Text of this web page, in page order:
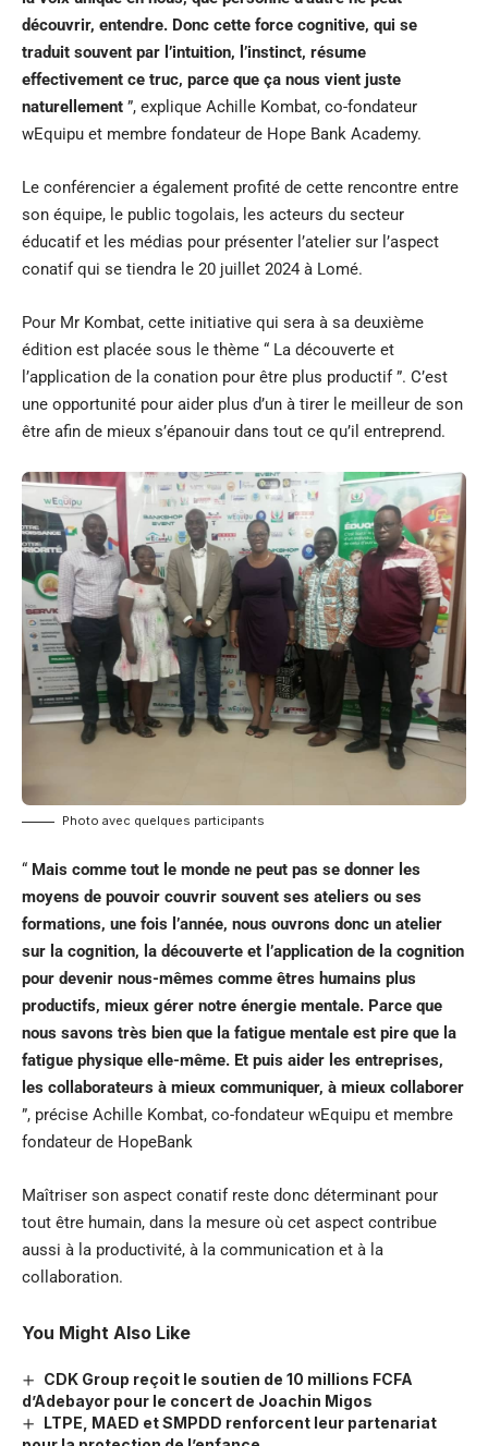
découvrir, entendre. Donc cette force cognitive, qui se
traduit souvent par l’intuition, l’instinct, résume
effectivement ce truc, parce que ça nous vient juste
naturellement ”, explique Achille Kombat, co-fondateur
wEquipu et membre fondateur de Hope Bank Academy.
Le conférencier a également profité de cette rencontre entre
son équipe, le public togolais, les acteurs du secteur
éducatif et les médias pour présenter l’atelier sur l’aspect
conatif qui se tiendra le 20 juillet 2024 à Lomé.
Pour Mr Kombat, cette initiative qui sera à sa deuxième
édition est placée sous le thème “ La découverte et
l’application de la conation pour être plus productif ”. C’est
une opportunité pour aider plus d’un à tirer le meilleur de son
être afin de mieux s’épanouir dans tout ce qu’il entreprend.
Photo avec quelques participants
“ Mais comme tout le monde ne peut pas se donner les
moyens de pouvoir couvrir souvent ses ateliers ou ses
formations, une fois l’année, nous ouvrons donc un atelier
sur la cognition, la découverte et l’application de la cognition
pour devenir nous-mêmes comme êtres humains plus
productifs, mieux gérer notre énergie mentale. Parce que
nous savons très bien que la fatigue mentale est pire que la
fatigue physique elle-même. Et puis aider les entreprises,
les collaborateurs à mieux communiquer, à mieux collaborer
”, précise Achille Kombat, co-fondateur wEquipu et membre
fondateur de HopeBank
Maîtriser son aspect conatif reste donc déterminant pour
tout être humain, dans la mesure où cet aspect contribue
aussi à la productivité, à la communication et à la
collaboration.
You Might Also Like
CDK Group reçoit le soutien de 10 millions FCFA
d’Adebayor pour le concert de Joachin Migos
LTPE, MAED et SMPDD renforcent leur partenariat